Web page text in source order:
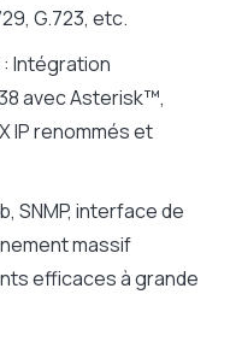
G.723, etc.
Intégration
avec Asterisk™,
IP renommés et
SNMP, interface de
massif
efficaces à grande